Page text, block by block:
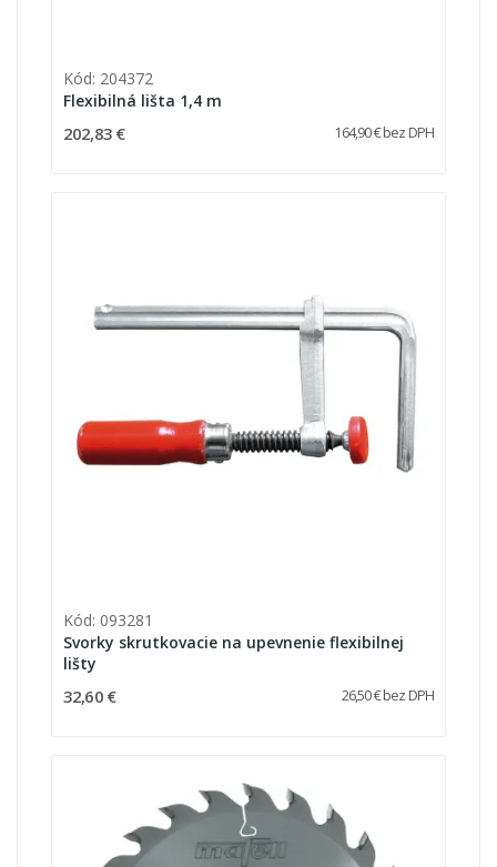
Kód: 204372
Flexibilná lišta 1,4 m
202,83 € 164,90 € bez DPH
Kód: 093281
Svorky skrutkovacie na upevnenie flexibilnej
lišty
32,60 € 26,50 € bez DPH